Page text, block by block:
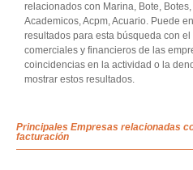
relacionados con Marina, Bote,
Academicos, Acpm, Acuario. Puede
resultados para esta búsqueda con
comerciales y financieros de las
coincidencias en la actividad o la
mostrar estos resultados.
Principales Empresas relacionadas
facturación